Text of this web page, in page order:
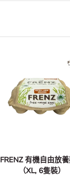
FRENZ 有機自由放
（XL, 6隻裝）